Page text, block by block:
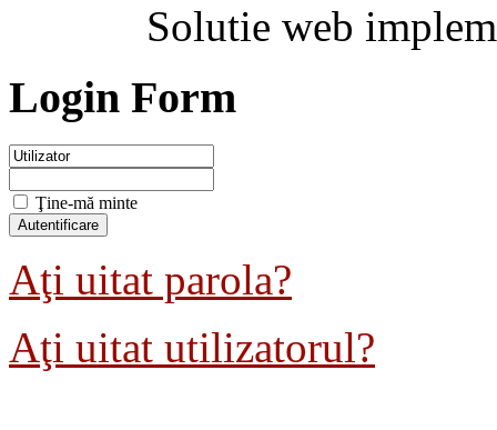
Solutie web
Login Form
Ţine-mă minte
Aţi uitat parola?
Aţi uitat utilizatorul?